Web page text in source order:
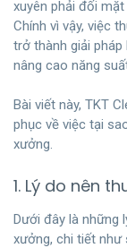
xuyên phải đối
Chính vì vậy, việc
trở thành giải pháp
nâng cao năng
Bài viết này, TKT
phục về việc tại
xưởng.
1. Lý do nên
Dưới đây là những
xưởng, chi tiết như